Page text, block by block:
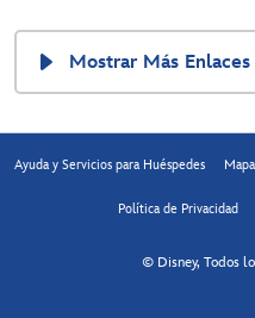
Mostrar Más Enlaces
Ayuda y Servicios para Huéspedes
Política de Privacidad
© Disney, Todos